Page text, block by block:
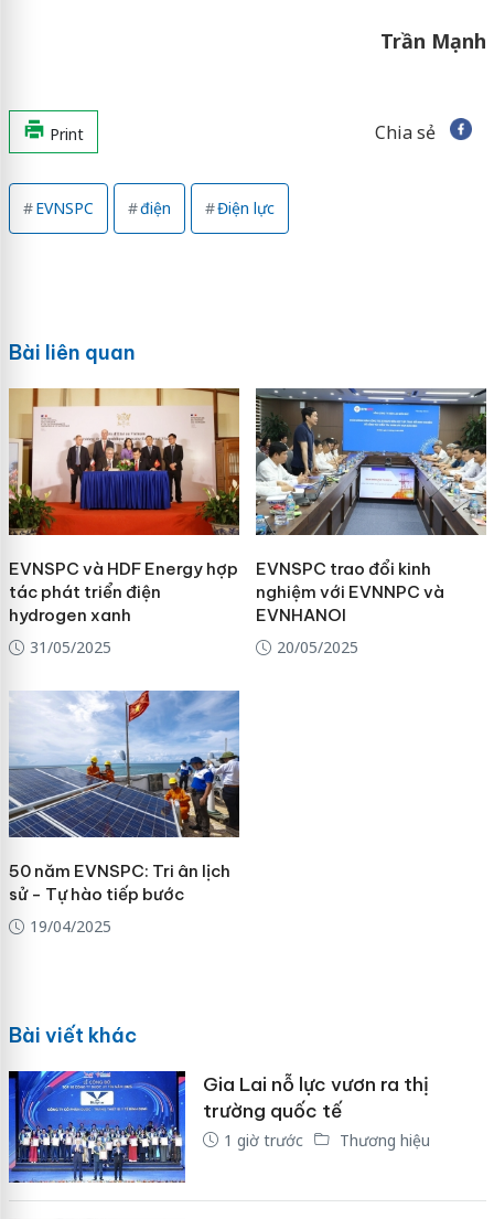
Trần Mạnh
Print Chia sẻ
EVNSPC điện Điện lực
Bài liên quan
EVNSPC và HDF Energy hợp
tác phát triển điện
hydrogen xanh
31/05/2025
EVNSPC trao đổi kinh
nghiệm với EVNNPC và
EVNHANOI
20/05/2025
50 năm EVNSPC: Tri ân lịch
sử - Tự hào tiếp bước
19/04/2025
Bài viết khác
Gia Lai nỗ lực vươn ra thị
trường quốc tế
1 giờ trước Thương hiệu